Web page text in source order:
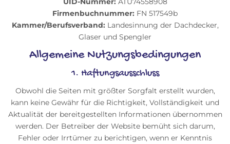
Firmenbuchnummer: FN 517549b
Kammer/Berufsverband: Landesinnung der Dachdecker,
Glaser und Spengler
Allgemeine Nutzungsbedingungen
1. Haftungsausschluss
Obwohl die Seiten mit größter Sorgfalt erstellt wurden,
kann keine Gewähr für die Richtigkeit, Vollständigkeit und
Aktualität der bereitgestellten Informationen übernommen
werden. Der Betreiber der Website bemüht sich darum,
Fehler oder Irrtümer zu berichtigen, wenn er Kenntnis